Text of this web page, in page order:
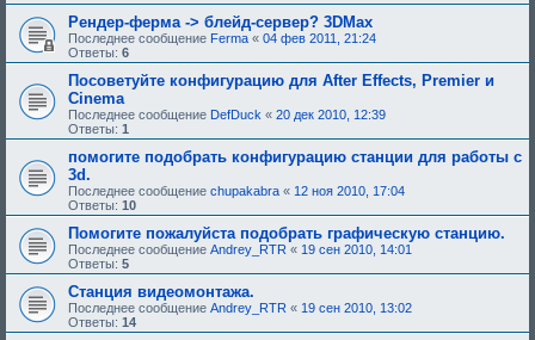
н
и
н
е
е
о
р
н
и
:
Рендер-ферма -> блейд-сервер? 3DMax
Последнее сообщение Ferma « 04 фев 2011, 21:24
Ответы: 6
Посоветуйте конфигурацию для After Effects, Premier и
Cinema
Последнее сообщение DefDuck « 20 дек 2010, 12:39
Ответы: 1
помогите подобрать конфигурацию станции для работы с
3d.
Последнее сообщение chupakabra « 12 ноя 2010, 17:04
Ответы: 10
Помогите пожалуйста подобрать графическую станцию.
Последнее сообщение Andrey_RTR « 19 сен 2010, 14:01
Ответы: 5
Станция видеомонтажа.
Последнее сообщение Andrey_RTR « 19 сен 2010, 13:02
Ответы: 14